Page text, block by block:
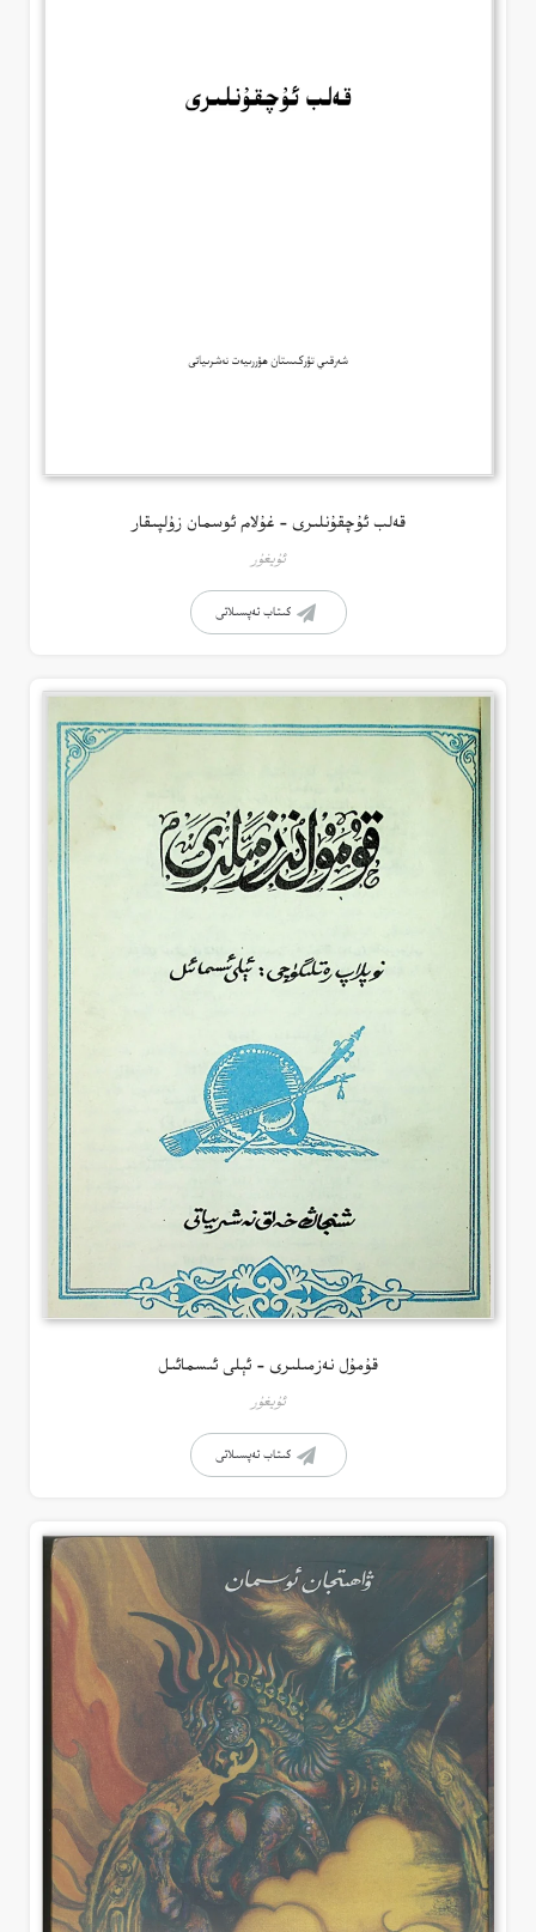
قەلب ئۇچقۇنلىرى – غۇلام ئوسمان زۇلپىقار
ئۇيغۇر
كىتاب تەپسىلاتى
قۇمۇل نەزمىلىرى – ئېلى ئىسمائىل
ئۇيغۇر
كىتاب تەپسىلاتى